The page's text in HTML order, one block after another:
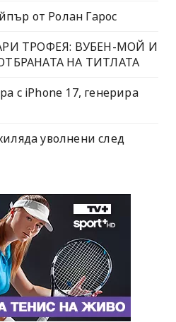
от Ролан Гарос
ТРОФЕЯ: ВУБЕН-МОЙ И
НА ТИТЛАТА
с iPhone 17, генерира
уволнени след